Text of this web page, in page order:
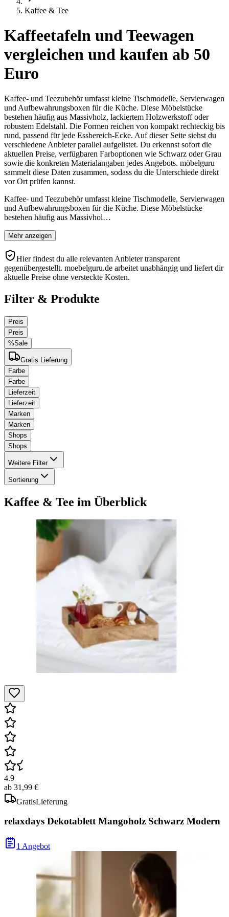
Kaffee & Tee
Kaffeetafeln und Teewagen
vergleichen und kaufen ab 50
Euro
Kaffee- und Teezubehör umfasst kleine Tischmodelle, Servierwagen
und Aufbewahrungsboxen für die Küche. Diese Möbelstücke
bestehen häufig aus Massivholz, lackiertem Holzwerkstoff oder
robustem Edelstahl. Die Formen reichen von kompakt rechteckig bis
rund, passend für jede Essbereich-Ecke. Auf dieser Seite siehst du
verschiedene Anbieter parallel aufgelistet. Du erkennst sofort die
aktuellen Preise, verfügbaren Farboptionen wie Schwarz oder Grau
sowie die konkreten Materialangaben jedes Angebots. möbelguru
sammelt diese Daten zusammen, sodass du die Unterschiede direkt
vor Ort prüfen kannst.
Kaffee- und Teezubehör umfasst kleine Tischmodelle, Servierwagen
und Aufbewahrungsboxen für die Küche. Diese Möbelstücke
bestehen häufig aus Massivhol…
Mehr anzeigen
Hier findest du alle relevanten Anbieter transparent
gegenübergestellt. moebelguru.de arbeitet unabhängig und liefert dir
aktuelle Preise ohne versteckte Kosten.
Filter & Produkte
Preis
Preis
%Sale
Gratis Lieferung
Farbe
Farbe
Lieferzeit
Lieferzeit
Marken
Marken
Shops
Shops
Weitere Filter
Sortierung
Kaffee & Tee im Überblick
4.9
ab 31,99 €
GratisLieferung
relaxdays Dekotablett Mangoholz Schwarz Modern
1 Angebot